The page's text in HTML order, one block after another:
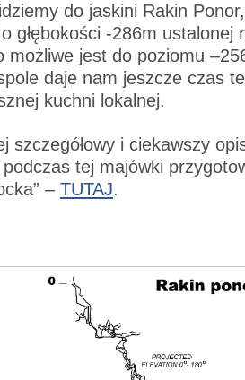
do jaskini Rakin
głębokości -286m ustalonej
możliwe jest do poziomu
daje nam jeszcze czas
kuchni lokalnej.
szczegółowy i ciekawszy
tej majówki
– TUTAJ.